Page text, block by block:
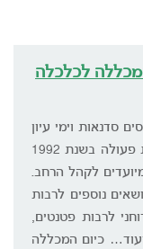
לכלכלה
סדנאות וימי עיון
בנושאים רבים ומגוונים. המכללה החלה את פעולה בשנת 1992
לקהל הרחב.
נוספים לרבות
לרבות פטנטים,
כיום המכללה